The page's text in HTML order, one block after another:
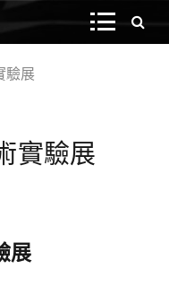
驗展
實驗展
展